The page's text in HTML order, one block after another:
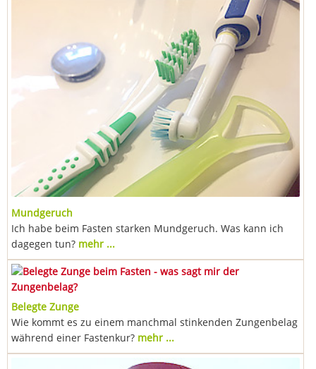
Mundgeruch
Ich habe beim Fasten starken Mundgeruch. Was kann ich
dagegen tun? mehr ...
Belegte Zunge
Wie kommt es zu einem manchmal stinkenden Zungenbelag
während einer Fastenkur? mehr ...